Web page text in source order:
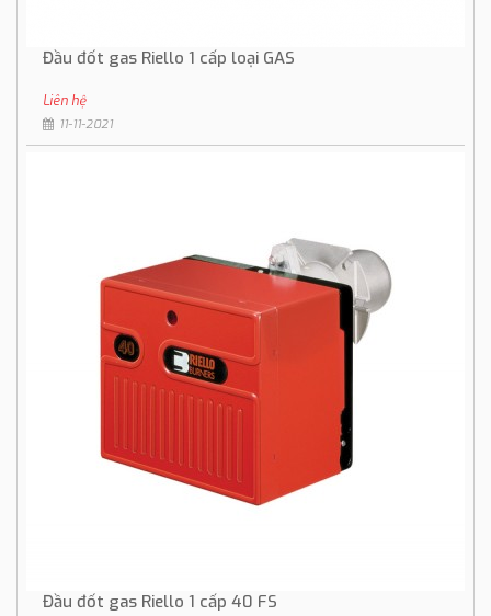
Đầu đốt gas Riello 1 cấp loại GAS
Liên hệ
11-11-2021
Đầu đốt gas Riello 1 cấp 40 FS